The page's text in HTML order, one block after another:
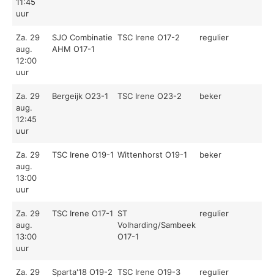
uur
Za. 29
aug.
12:00
uur
SJO Combinatie
AHM O17-1
TSC Irene O17-2 regulier
Za. 29
aug.
12:45
uur
Bergeijk O23-1 TSC Irene O23-2 beker
Za. 29
aug.
13:00
uur
TSC Irene O19-1 Wittenhorst O19-1 beker
Za. 29
aug.
13:00
uur
TSC Irene O17-1 ST
Volharding/Sambeek
O17-1
regulier
Za. 29
Sparta'18 O19-2 TSC Irene O19-3 regulier